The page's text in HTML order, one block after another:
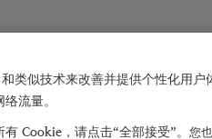
类似技术来改善并提供个性化用
流量。
Cookie，请点击“全部接受”。 您